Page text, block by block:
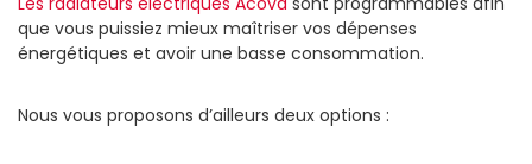
que vous puissiez mieux maîtriser vos dépenses
énergétiques et avoir une basse consommation.
Nous vous proposons d’ailleurs deux options :